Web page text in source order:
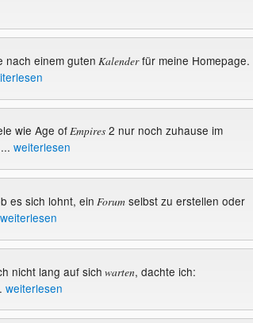
nach einem guten Kalenderfür meine Homepage.
wie Age ofEmpires2 nur noch zuhause im
weiterlesen
es sich lohnt, ein Forumselbst zu erstellen oder
weiterlesen
nicht lang auf sich warten, dachte ich:
weiterlesen